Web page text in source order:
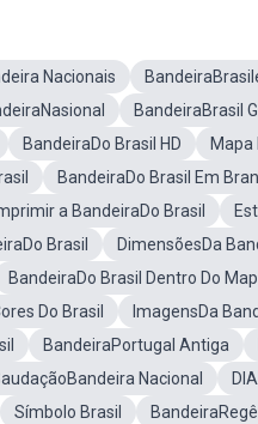
Nacionais
BandeiraBrasil
BandeiraDo Brasil HD Mapa
BandeiraDo Brasil Em
a BandeiraDo Brasil
Brasil
DimensõesDa
BandeiraDo Brasil Dentro Do
Do Brasil ImagensDa
BandeiraPortugal Antiga
Nacional
Símbolo Brasil